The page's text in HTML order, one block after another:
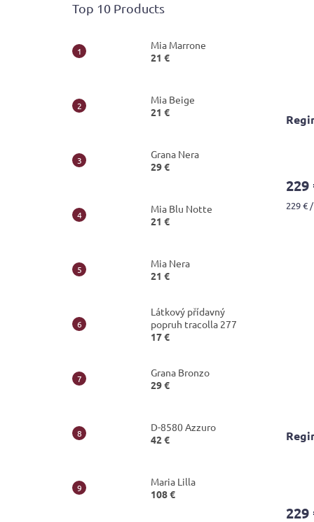
Top 10 Products
Mia Marrone
21 €
Mia Beige
21 €
Grana Nera
29 €
Mia Blu Notte
21 €
Mia Nera
21 €
Látkový přídavný
popruh tracolla 277
17 €
Grana Bronzo
29 €
D-8580 Azzuro
42 €
Maria Lilla
108 €
is
229
229 €
rating
229